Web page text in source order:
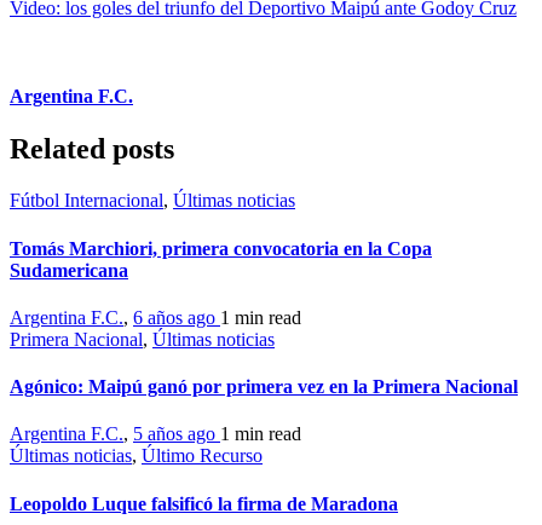
Video: los goles del triunfo del Deportivo Maipú ante Godoy Cruz
Argentina F.C.
Related posts
Fútbol Internacional, Últimas noticias
Tomás Marchiori, primera convocatoria en la Copa
Sudamericana
Argentina F.C., 6 años ago 1 min read
Primera Nacional, Últimas noticias
Agónico: Maipú ganó por primera vez en la Primera Nacional
Argentina F.C., 5 años ago 1 min read
Últimas noticias, Último Recurso
Leopoldo Luque falsificó la firma de Maradona